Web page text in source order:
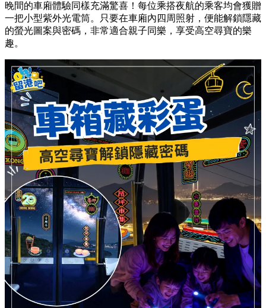
晚間的車廂體驗同樣充滿驚喜！每位乘搭夜航的乘客均會獲贈
一把小型紫外光電筒。只要在車廂內四周照射，便能解鎖隱藏
的螢光圖案與密碼，非常適合親子同樂，享受高空尋寶的樂
趣。